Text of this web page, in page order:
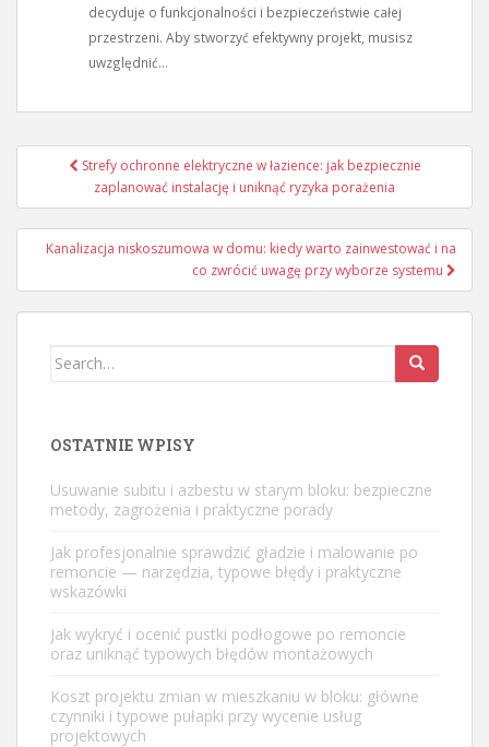
decyduje o funkcjonalności i bezpieczeństwie całej
przestrzeni. Aby stworzyć efektywny projekt, musisz
uwzględnić...
Nawigacja
wpisu
Strefy ochronne elektryczne w łazience: jak bezpiecznie
zaplanować instalację i uniknąć ryzyka porażenia
Kanalizacja niskoszumowa w domu: kiedy warto zainwestować i na
co zwrócić uwagę przy wyborze systemu
Search
OSTATNIE WPISY
Usuwanie subitu i azbestu w starym bloku: bezpieczne
metody, zagrożenia i praktyczne porady
Jak profesjonalnie sprawdzić gładzie i malowanie po
remoncie — narzędzia, typowe błędy i praktyczne
wskazówki
Jak wykryć i ocenić pustki podłogowe po remoncie
oraz uniknąć typowych błędów montażowych
Koszt projektu zmian w mieszkaniu w bloku: główne
czynniki i typowe pułapki przy wycenie usług
projektowych